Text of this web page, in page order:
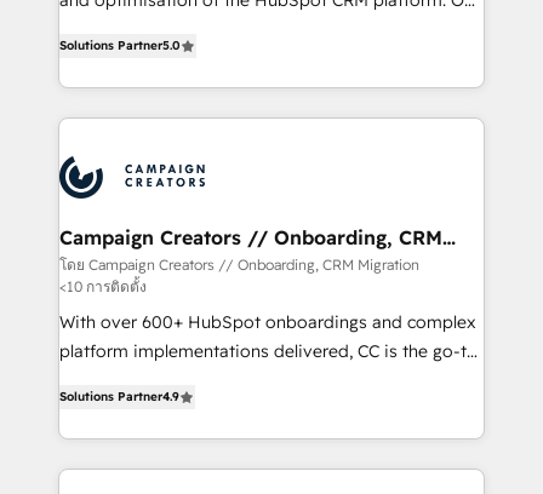
ensure that you achieve maximum adoption and
ROI from your HubSpot investment. Use our
extensive HubSpot, sales, marketing, service and
HubSpot journey, design and implement your
processes and skilfully bring your revenue
infrastructure to life. Our collaborative approach
keeps you in control whilst we plan and support the
route to your revenue goals. We have successfully
supported over 500 organisations with HubSpot
implementation, optimisation, training, and
methodology will ensure that you receive the best
deployment experience possible. Whether you are
new to HubSpot or seeking to turn around a poor
Solutions Partner5.0
Campaign Creators // Onboarding, CRM
Migration
โดย Campaign Creators // Onboarding, CRM Migration
<10 การติดตั้ง
With over 600+ HubSpot onboardings and complex
platform implementations delivered, CC is the go-to
migrate, replatform, and scale smarter. We specialize
in high-impact CRM and CMS migrations and
onboarding from platforms like Salesforce, NetSuite,
Solutions Partner4.9